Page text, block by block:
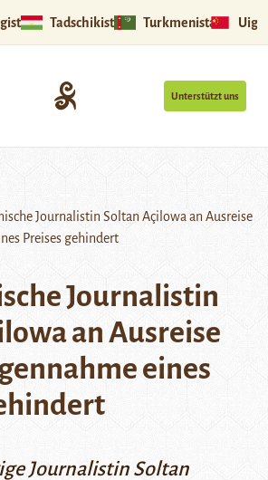
Tadschikistan Turkmenistan
Unterstützt uns
Journalistin Soltan Açilowa an Ausreise
Preises gehindert
Journalistin
an Ausreise
eines
Journalistin Soltan